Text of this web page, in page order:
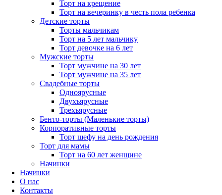
Торт на крещение
Торт на вечеринку в честь пола ребенка
Детские торты
Торты мальчикам
Торт на 5 лет мальчику
Торт девочке на 6 лет
Мужские торты
Торт мужчине на 30 лет
Торт мужчине на 35 лет
Свадебные торты
Одноярусные
Двухъярусные
Трехъярусные
Бенто-торты (Маленькие торты)
Корпоративные торты
Торт шефу на день рождения
Торт для мамы
Торт на 60 лет женщине
Начинки
Начинки
О нас
Контакты